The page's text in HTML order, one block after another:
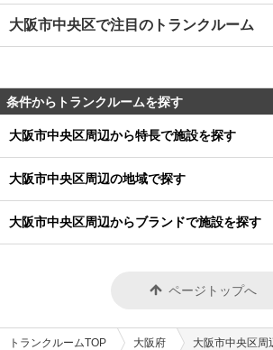
大阪市中央区で注目のトランクルーム
条件からトランクルームを探す
大阪市中央区周辺から特長で施設を探す
大阪市中央区周辺の地域で探す
大阪市中央区周辺からブランドで施設を探す
ページトップへ
トランクルームTOP 大阪府 大阪市中央区周